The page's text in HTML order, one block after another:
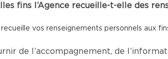
fins l’Agence recueille-t-elle des
recueille vos renseignements personnels aux
de l’accompagnement, de